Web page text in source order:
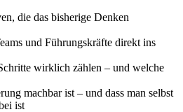
die das bisherige Denken
und Führungskräfte direkt ins
wirklich zählen – und welche
machbar ist – und dass man selbst
ist